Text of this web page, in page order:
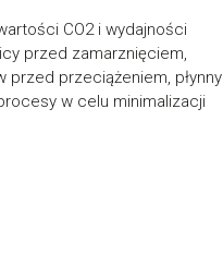
CO2 i wydajności
przed zamarznięciem,
przeciążeniem, płynny
w celu minimalizacji